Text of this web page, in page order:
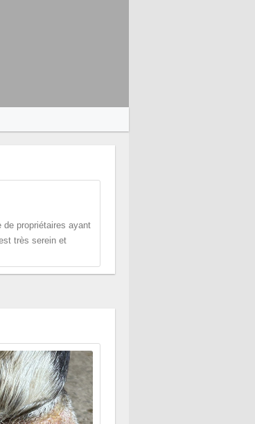
de propriétaires ayant
très serein et